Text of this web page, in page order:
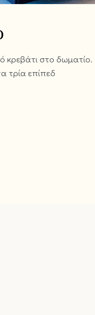
κρεβάτι στο δωματίο.
τρία επίπεδ